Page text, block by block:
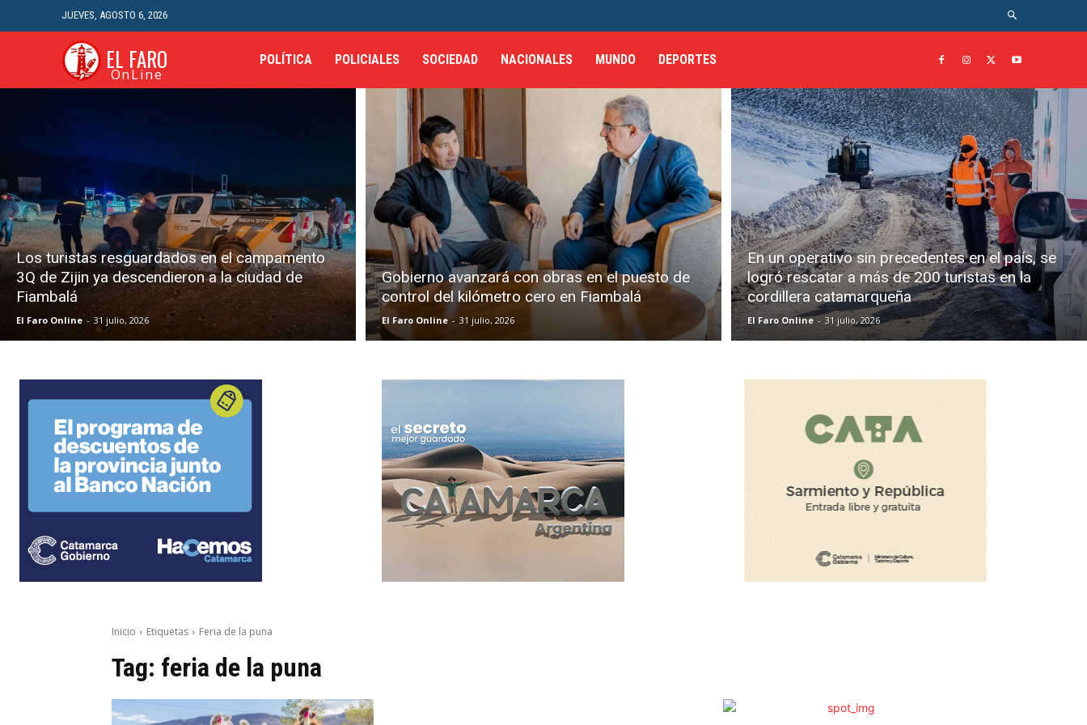
JUEVES, AGOSTO 6, 2026
EL FARO
OnLine
POLÍTICA POLICIALES SOCIEDAD NACIONALES MUNDO DEPORTES
Los turistas resguardados en el campamento
3Q de Zijin ya descendieron a la ciudad de
Fiambalá
El Faro Online - 31 julio, 2026
Gobierno avanzará con obras en el puesto de
control del kilómetro cero en Fiambalá
El Faro Online - 31 julio, 2026
En un operativo sin precedentes en el país, se
logró rescatar a más de 200 turistas en la
cordillera catamarqueña
El Faro Online - 31 julio, 2026
Inicio Etiquetas Feria de la puna
Tag: feria de la puna